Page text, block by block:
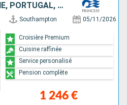
ROYAUME-UNI, ESPAGNE, PORTUGAL, TENERIFE, ÉTATS-UNIS
Southampton 05/11/2026
1 246 €
Croisière Premium
Cuisine raffinée
Service personalisé
Pension complète